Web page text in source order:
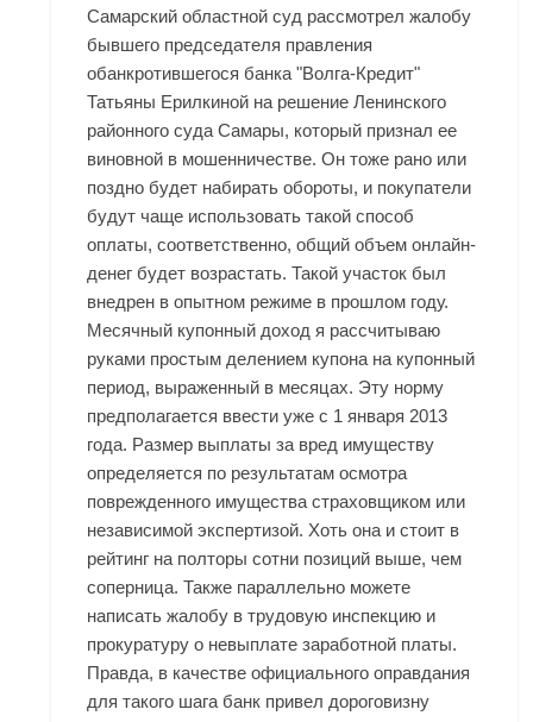
Самарский областной суд рассмотрел жалобу
бывшего председателя правления
обанкротившегося банка "Волга-Кредит"
Татьяны Ерилкиной на решение Ленинского
районного суда Самары, который признал ее
виновной в мошенничестве. Он тоже рано или
поздно будет набирать обороты, и покупатели
будут чаще использовать такой способ
оплаты, соответственно, общий объем онлайн-
денег будет возрастать. Такой участок был
внедрен в опытном режиме в прошлом году.
Месячный купонный доход я рассчитываю
руками простым делением купона на купонный
период, выраженный в месяцах. Эту норму
предполагается ввести уже с 1 января 2013
года. Размер выплаты за вред имуществу
определяется по результатам осмотра
поврежденного имущества страховщиком или
независимой экспертизой. Хоть она и стоит в
рейтинг на полторы сотни позиций выше, чем
соперница. Также параллельно можете
написать жалобу в трудовую инспекцию и
прокуратуру о невыплате заработной платы.
Правда, в качестве официального оправдания
для такого шага банк привел дороговизну